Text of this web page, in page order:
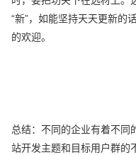
“新”，如能坚持天天更新的
的欢迎。
总结：不同的企业有着不同
站开发主题和目标用户群的